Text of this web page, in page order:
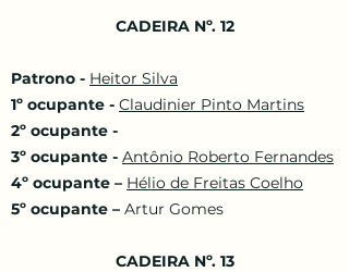
CADEIRA Nº. 12
Patrono - Heitor Silva
1º ocupante - Claudinier Pinto Martins
2º ocupante -
3º ocupante - Antônio Roberto Fernandes
4º ocupante – Hélio de Freitas Coelho
5º ocupante – Artur Gomes
CADEIRA Nº. 13